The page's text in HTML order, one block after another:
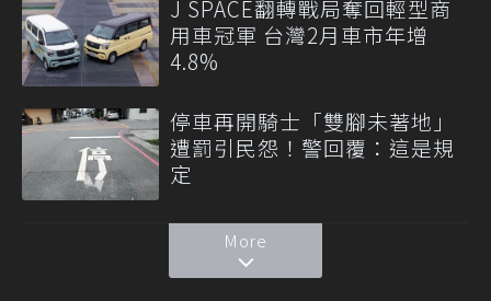
J SPACE翻轉戰局奪回輕型商
用車冠軍 台灣2月車市年增
4.8%
停車再開騎士「雙腳未著地」
遭罰引民怨！警回覆：這是規
定
More